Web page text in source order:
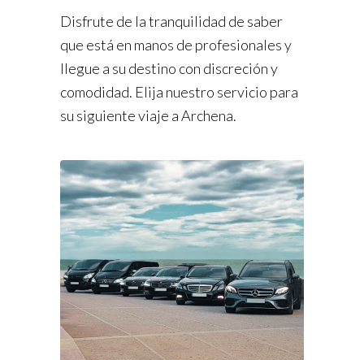
Disfrute de la tranquilidad de saber
que está en manos de profesionales y
llegue a su destino con discreción y
comodidad. Elija nuestro servicio para
su siguiente viaje a Archena.